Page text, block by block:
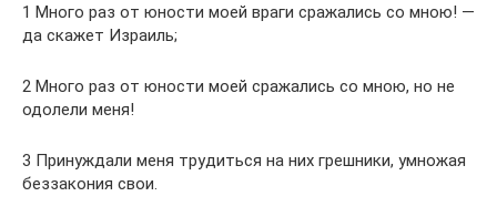
1 Много раз от юности моей враги сражались со мною! —
да скажет Израиль;
2 Много раз от юности моей сражались со мною, но не
одолели меня!
3 Принуждали меня трудиться на них грешники, умножая
беззакония свои.